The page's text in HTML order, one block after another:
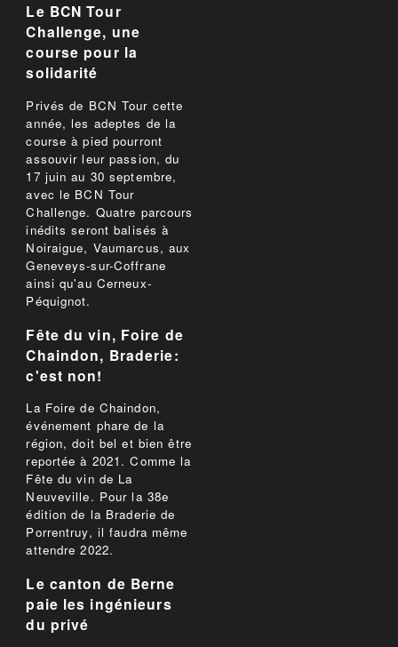
Le BCN Tour
Challenge, une
course pour la
solidarité
Privés de BCN Tour cette
année, les adeptes de la
course à pied pourront
assouvir leur passion, du
17 juin au 30 septembre,
avec le BCN Tour
Challenge. Quatre parcours
inédits seront balisés à
Noiraigue, Vaumarcus, aux
Geneveys-sur-Coffrane
ainsi qu'au Cerneux-
Péquignot.
Fête du vin, Foire de
Chaindon, Braderie:
c'est non!
La Foire de Chaindon,
événement phare de la
région, doit bel et bien être
reportée à 2021. Comme la
Fête du vin de La
Neuveville. Pour la 38e
édition de la Braderie de
Porrentruy, il faudra même
attendre 2022.
Le canton de Berne
paie les ingénieurs
du privé